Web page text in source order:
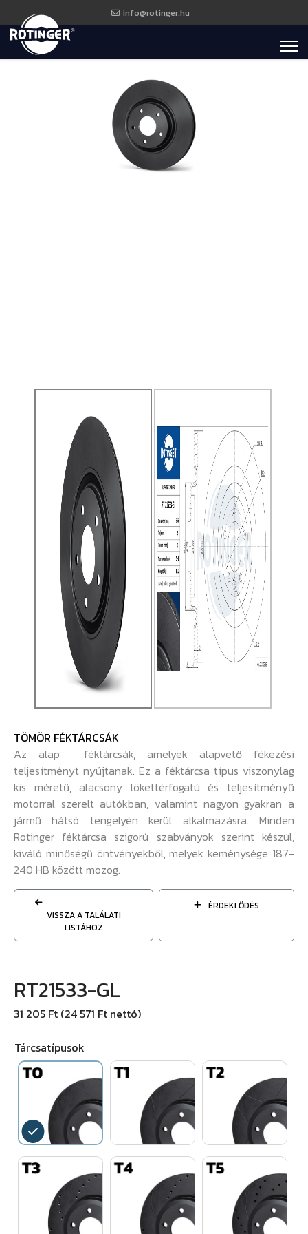
info@rotinger.hu
TÖMÖR FÉKTÁRCSÁK
Az alap féktárcsák, amelyek alapvető fékezési
teljesítményt nyújtanak. Ez a féktárcsa típus viszonylag
kis méretű, alacsony lökettérfogatú és teljesítményű
motorral szerelt autókban, valamint nagyon gyakran a
jármű hátsó tengelyén kerül alkalmazásra. Minden
Rotinger féktárcsa szigorú szabványok szerint készül,
kiváló minőségű öntvényekből, melyek keménysége 187-
240 HB között mozog.
VISSZA A TALÁLATI
LISTÁHOZ
ÉRDEKLŐDÉS
RT21533-GL
31 205 Ft (24 571 Ft nettó)
Tárcsatípusok